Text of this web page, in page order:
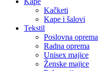
Kačketi
Kape i šalovi
Tekstil
Poslovna oprema
Radna oprema
Unisex majice
Ženske majice